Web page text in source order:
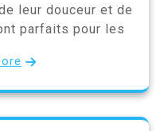
leur douceur et de
parfaits pour les